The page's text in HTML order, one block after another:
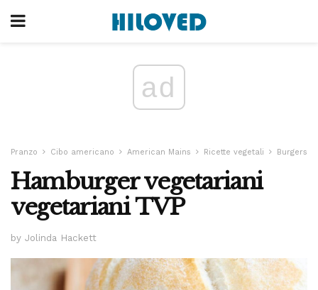
ad
Pranzo Cibo americano American Mains Ricette vegetali Burgers
Hamburger vegetariani
vegetariani TVP
by Jolinda Hackett